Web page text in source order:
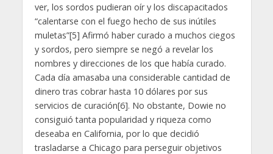
ver, los sordos pudieran oír y los discapacitados
“calentarse con el fuego hecho de sus inútiles
muletas”[5] Afirmó haber curado a muchos ciegos
y sordos, pero siempre se negó a revelar los
nombres y direcciones de los que había curado.
Cada día amasaba una considerable cantidad de
dinero tras cobrar hasta 10 dólares por sus
servicios de curación[6]. No obstante, Dowie no
consiguió tanta popularidad y riqueza como
deseaba en California, por lo que decidió
trasladarse a Chicago para perseguir objetivos